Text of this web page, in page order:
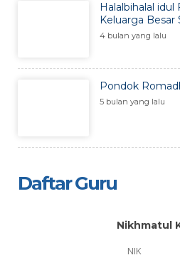
Halalbihalal idul
Keluarga Besar
4 bulan yang lalu
Pondok
5 bulan yang lalu
Daftar Guru
Nikhmatul
NIK